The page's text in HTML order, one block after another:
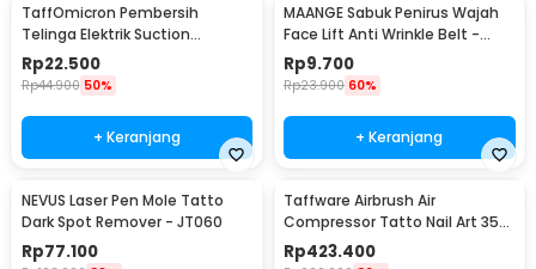
TaffOmicron Pembersih
Telinga Elektrik Suction
Vibration Waterproof - 842-1
Rp22.500
Rp44.900 50%
+ Keranjang
MAANGE Sabuk Penirus Wajah
Face Lift Anti Wrinkle Belt -
TZ18
Rp9.700
Rp23.900 60%
+ Keranjang
NEVUS Laser Pen Mole Tatto
Dark Spot Remover - JT060
Rp77.100
Taffware Airbrush Air
Compressor Tatto Nail Art 35
PSI Dual Action - T-100
Rp423.400